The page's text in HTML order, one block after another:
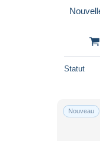
Statut
Nouveau